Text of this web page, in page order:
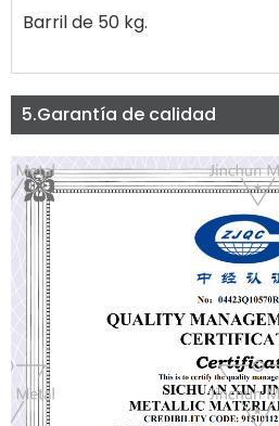
Barril de 50 kg.
5.Garantía de calidad